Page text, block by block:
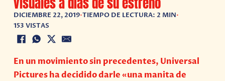
DICIEMBRE 22, 2019•TIEMPO DE LECTURA: 2 MIN•
153 VISTAS
En un movimiento sin precedentes, Universal
Pictures ha decidido darle «una manita de